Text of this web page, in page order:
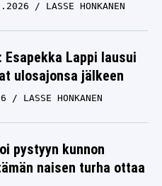
LASSE HONKANEN
Lappi lausui
ulosajonsa jälkeen
LASSE HONKANEN
pystyyn kunnon
naisen turha ottaa